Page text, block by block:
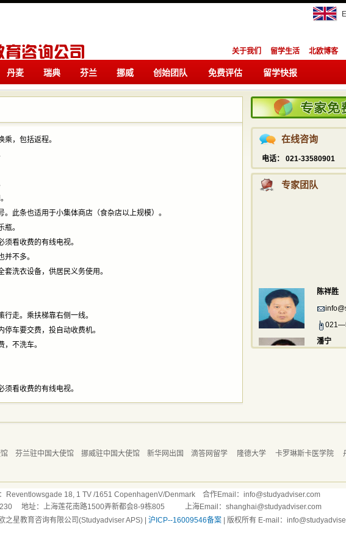
关于我们 留学生活 北欧博客
丹麦
留学
瑞典
留学
芬兰 挪威 创始团队 免费评估 留学快报
，包括返程。
此条也适用于小集体商店（食杂店以上规模）。
。
看收费的有线电视。
不多。
洗衣设备，供居民义务使用。
走。乘扶梯靠右侧一线。
车要交费，投自动收费机。
不洗车。
看收费的有线电视。
在线咨询
电话： 021-33580901
专家团队
陈祥胜
潘宁
陈祥胜
潘宁
芬兰驻中国大使馆 挪威驻中国大使馆 新华网出国 滴答网留学 隆德大学 卡罗琳斯卡医学院
18, 1 TV /1651 CopenhagenV/Denmark 合作Email：info@studyadviser.com
地址：上海莲花南路1500弄新都会8-9栋805 上海Email：shanghai@studyadviser.com
之星教育咨询有限公司(Studyadviser APS) | 沪ICP--16009546备案| 版权所有 E-mail：